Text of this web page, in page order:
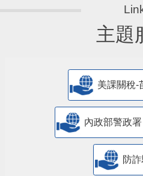
主題
美課關稅-
內政部警政署
防